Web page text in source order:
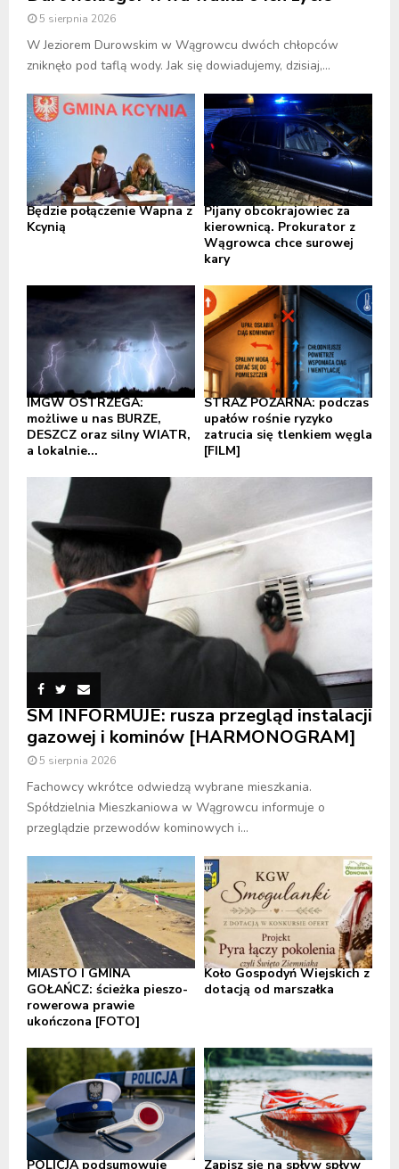
5 sierpnia 2026
W Jeziorem Durowskim w Wągrowcu dwóch chłopców
zniknęło pod taflą wody. Jak się dowiadujemy, dzisiaj,...
Będzie połączenie Wapna z
Kcynią
Pijany obcokrajowiec za
kierownicą. Prokurator z
Wągrowca chce surowej
kary
IMGW OSTRZEGA:
możliwe u nas BURZE,
DESZCZ oraz silny WIATR,
a lokalnie...
STRAŻ POŻARNA: podczas
upałów rośnie ryzyko
zatrucia się tlenkiem węgla
[FILM]
SM INFORMUJE: rusza przegląd instalacji
gazowej i kominów [HARMONOGRAM]
5 sierpnia 2026
Fachowcy wkrótce odwiedzą wybrane mieszkania.
Spółdzielnia Mieszkaniowa w Wągrowcu informuje o
przeglądzie przewodów kominowych i...
MIASTO I GMINA
GOŁAŃCZ: ścieżka pieszo-
rowerowa prawie
ukończona [FOTO]
Koło Gospodyń Wiejskich z
dotacją od marszałka
POLICJA podsumowuje
Zapisz się na spływ spływ